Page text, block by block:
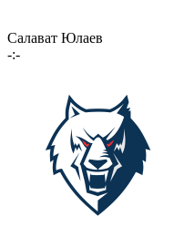
Салават Юлаев
-:-